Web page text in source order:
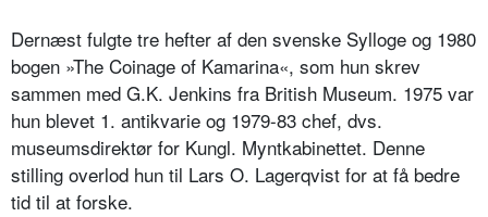
Dernæst fulgte tre hefter af den svenske Sylloge og 1980
bogen »The Coinage of Kamarina«, som hun skrev
sammen med G.K. Jenkins fra British Museum. 1975 var
hun blevet 1. antikvarie og 1979-83 chef, dvs.
museumsdirektør for Kungl. Myntkabinettet. Denne
stilling overlod hun til Lars O. Lagerqvist for at få bedre
tid til at forske.